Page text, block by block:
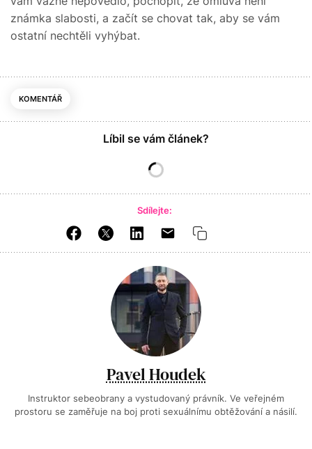
známka slabosti, a začít se chovat tak, aby se vám
ostatní nechtěli vyhýbat.
KOMENTÁŘ
Líbil se vám článek?
Sdílejte:
Pavel Houdek
Instruktor sebeobrany a vystudovaný právník. Ve veřejném
prostoru se zaměřuje na boj proti sexuálnímu obtěžování a násilí.